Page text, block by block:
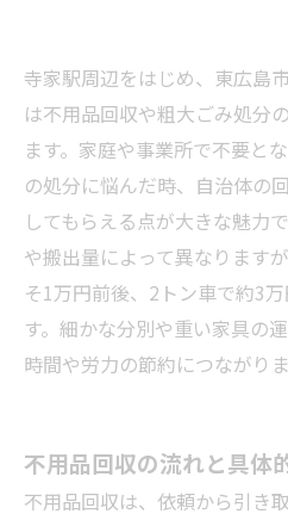
寺家駅周辺をはじめ、東広島
は不用品回収や粗大ごみ処分
ます。家庭や事業所で不要と
の処分に悩んだ時、自治体の
してもらえる点が大きな魅力
や搬出量によって異なります
そ1万円前後、2トン車で約3
す。細かな分別や重い家具の
時間や労力の節約につながりま
不用品回収の流れと具体
不用品回収は、依頼から引き